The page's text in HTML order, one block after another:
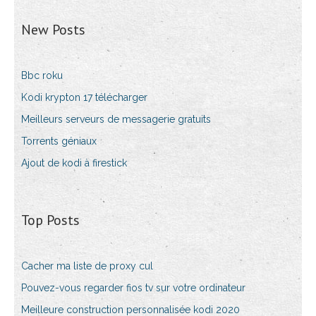
New Posts
Bbc roku
Kodi krypton 17 télécharger
Meilleurs serveurs de messagerie gratuits
Torrents géniaux
Ajout de kodi à firestick
Top Posts
Cacher ma liste de proxy cul
Pouvez-vous regarder fios tv sur votre ordinateur
Meilleure construction personnalisée kodi 2020